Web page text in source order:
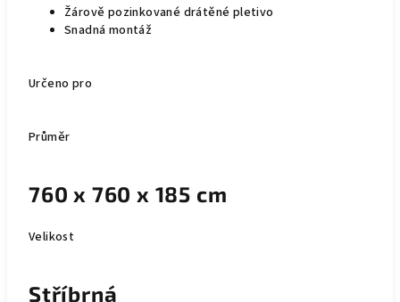
Žárově pozinkované drátěné pletivo
Snadná montáž
Určeno pro
Průměr
760 x 760 x 185 cm
Velikost
Stříbrná